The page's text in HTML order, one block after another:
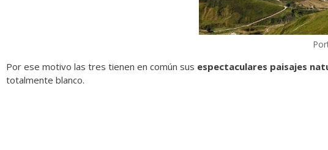
Por ese motivo las tres tienen en común sus espectaculares paisajes
totalmente blanco.